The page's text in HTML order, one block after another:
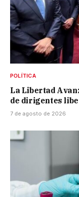
POLÍTICA
La Libertad
de dirigentes
7 de agosto de 2026